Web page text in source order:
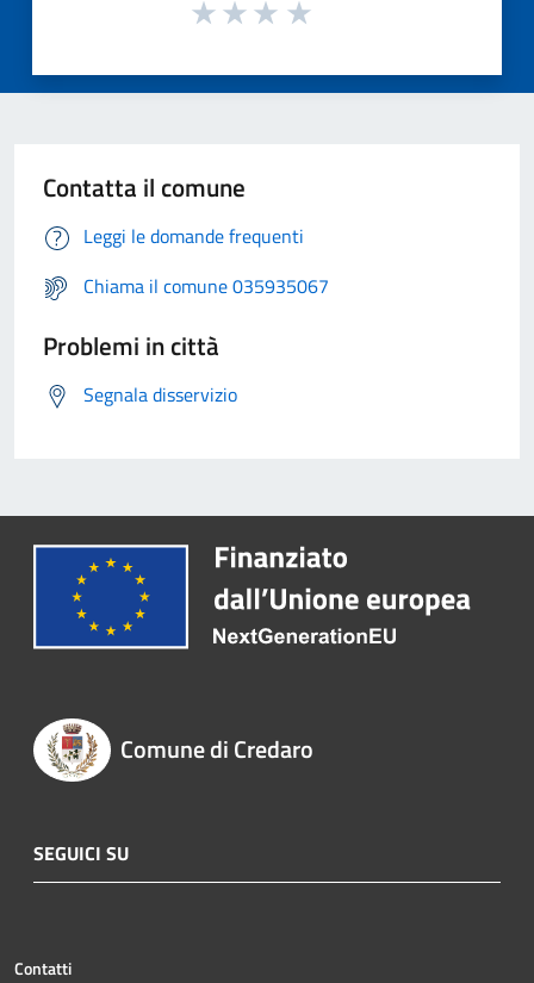
Contatta il comune
Leggi le domande frequenti
Chiama il comune 035935067
Problemi in città
Segnala disservizio
Comune di Credaro
SEGUICI SU
Contatti